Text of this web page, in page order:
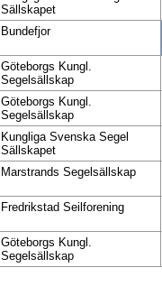
Sällskapet
Bundefjor
Göteborgs Kungl.
Segelsällskap
Göteborgs Kungl.
Segelsällskap
Kungliga Svenska Segel
Sällskapet
Marstrands Segelsällskap
Fredrikstad Seilforening
Göteborgs Kungl.
Segelsällskap